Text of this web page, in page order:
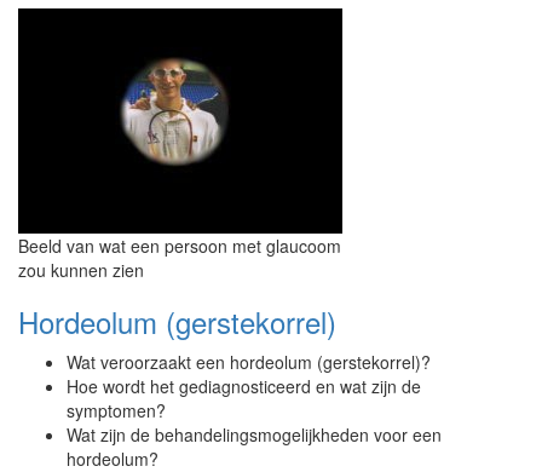
Beeld van wat een persoon met glaucoom
zou kunnen zien
Hordeolum (gerstekorrel)
Wat veroorzaakt een hordeolum (gerstekorrel)?
Hoe wordt het gediagnosticeerd en wat zijn de
symptomen?
Wat zijn de behandelingsmogelijkheden voor een
hordeolum?